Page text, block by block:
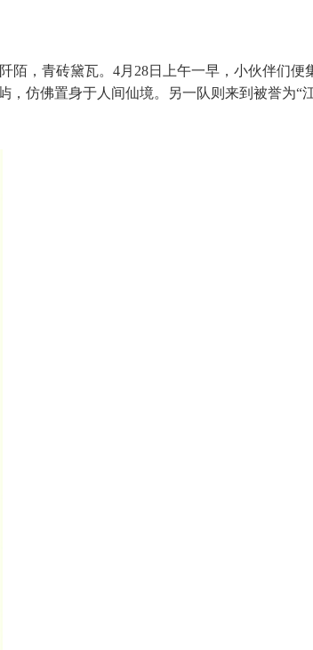
，青砖黛瓦。4月28日上午一早，小伙伴们
仿佛置身于人间仙境。另一队则来到被誉为“